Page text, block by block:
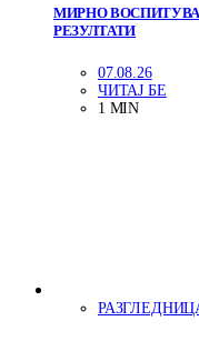
МИРНО
РЕЗУЛТАТИ
07.08.26
ЧИТАЈ БЕ
1 MIN